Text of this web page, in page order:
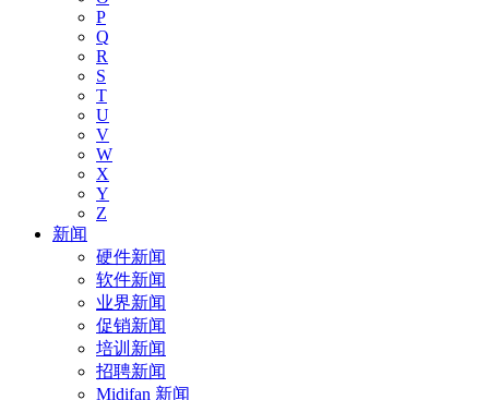
P
Q
R
S
T
U
V
W
X
Y
Z
新闻
硬件新闻
软件新闻
业界新闻
促销新闻
培训新闻
招聘新闻
Midifan 新闻